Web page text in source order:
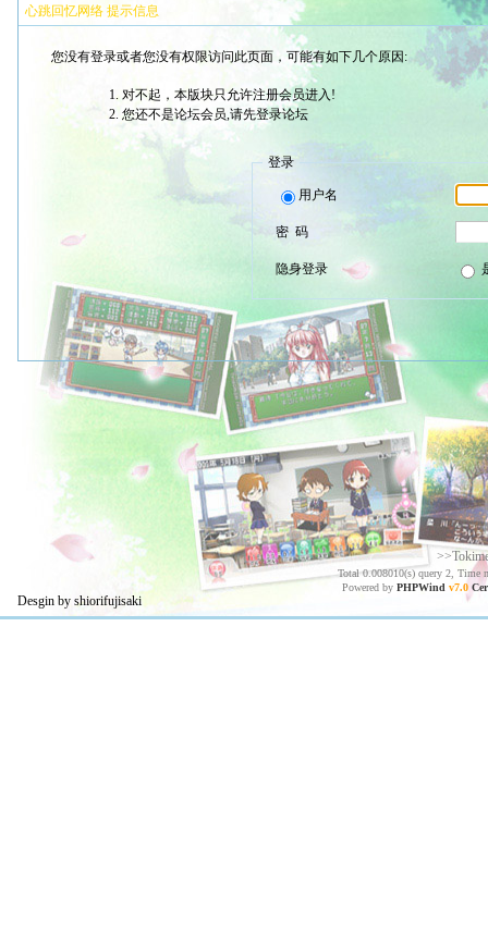
心跳回忆网络 提示信息
您没有登录或者您没有权限访问此页面，可能有如下几个原因:
对不起，本版块只允许注册会员进入!
您还不是论坛会员,请先登录论坛
登录
用户名
密 码
隐身登录
Total 0.008010(s) query 2, Time
Powered by PHPWind v7.0
Desgin by shiorifujisaki